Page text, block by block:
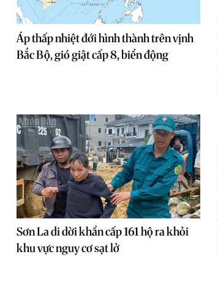
Áp thấp nhiệt đới hình thành trên vịnh
Bắc Bộ, gió giật cấp 8, biển động
Sơn La di dời khẩn cấp 161 hộ ra khỏi
khu vực nguy cơ sạt lở